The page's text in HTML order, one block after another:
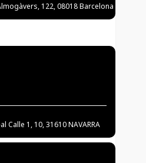
122, 08018 Barcelona
Calle 1, 10, 31610 NAVARRA